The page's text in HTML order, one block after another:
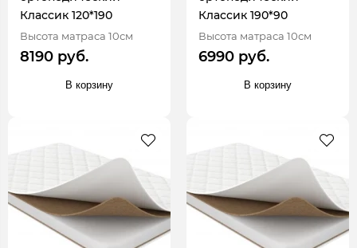
Классик 120*190
Высота матраса 10см
8190 руб.
В корзину
Классик 190*90
Высота матраса 10см
6990 руб.
В корзину